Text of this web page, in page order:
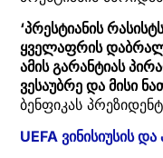
‘პრესტიანის
ყველაფრის
ამის გარანტიას
ვესაუბრე და მისი
ბენფიკას
UEFA ვინისიუსის